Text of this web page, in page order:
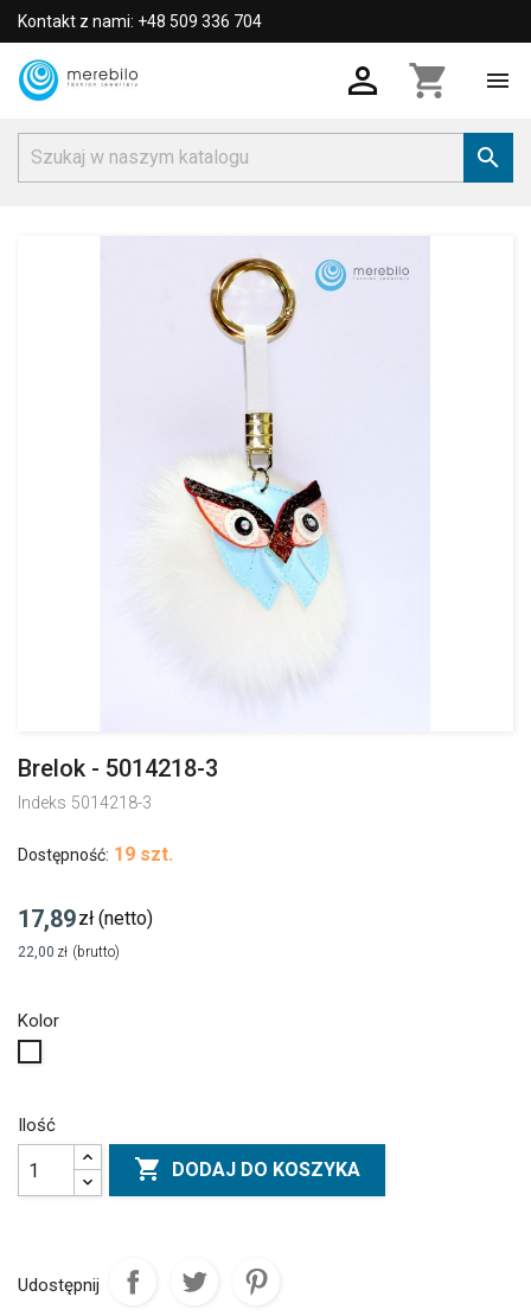
Kontakt z nami: +48 509 336 704
 shopping_cart 

Brelok - 5014218-3
Indeks 5014218-3
Dostępność: 19 szt.
17,89zł (netto)
22,00 zł (brutto)
Kolor
Ilość
 DODAJ DO KOSZYKA
Udostępnij